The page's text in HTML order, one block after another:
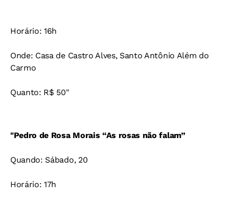
Horário: 16h
Onde: Casa de Castro Alves, Santo Antônio Além do
Carmo
Quanto: R$ 50"
"Pedro de Rosa Morais “As rosas não falam”
Quando: Sábado, 20
Horário: 17h